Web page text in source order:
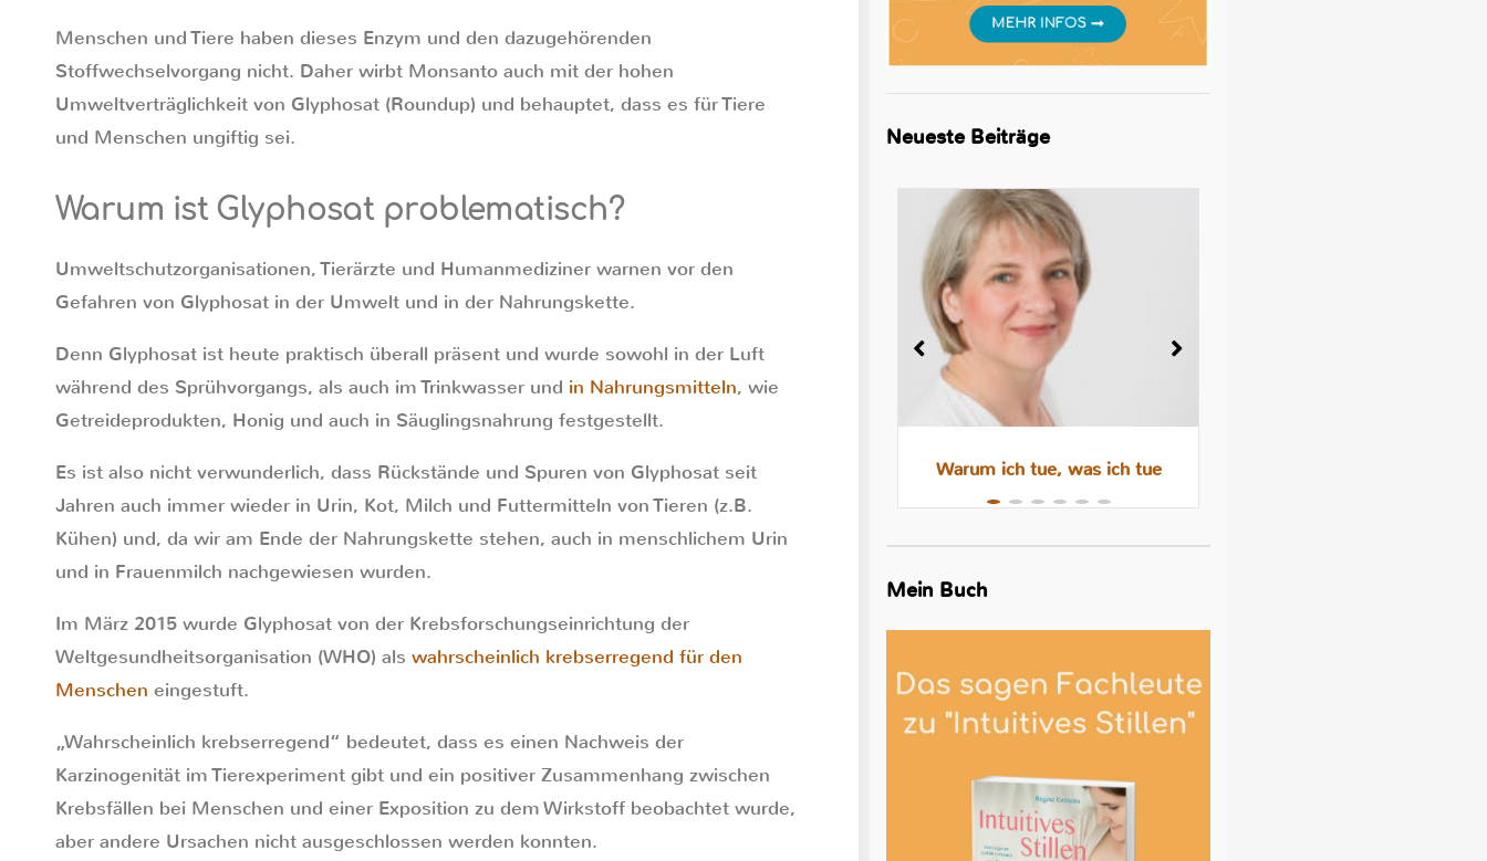
Menschen und Tiere haben dieses Enzym und den dazugehörenden
Stoffwechselvorgang nicht. Daher wirbt Monsanto auch mit der hohen
Umweltverträglichkeit von Glyphosat (Roundup) und behauptet, dass es für Tiere
und Menschen ungiftig sei.
Warum ist Glyphosat problematisch?
Umweltschutzorganisationen, Tierärzte und Humanmediziner warnen vor den
Gefahren von Glyphosat in der Umwelt und in der Nahrungskette.
Denn Glyphosat ist heute praktisch überall präsent und wurde sowohl in der Luft
während des Sprühvorgangs, als auch im Trinkwasser und in Nahrungsmitteln, wie
Getreideprodukten, Honig und auch in Säuglingsnahrung festgestellt.
Es ist also nicht verwunderlich, dass Rückstände und Spuren von Glyphosat seit
Jahren auch immer wieder in Urin, Kot, Milch und Futtermitteln von Tieren (z.B.
Kühen) und, da wir am Ende der Nahrungskette stehen, auch in menschlichem Urin
und in Frauenmilch nachgewiesen wurden.
Im März 2015 wurde Glyphosat von der Krebsforschungseinrichtung der
Weltgesundheitsorganisation (WHO) als wahrscheinlich krebserregend für den
Menschen eingestuft.
„Wahrscheinlich krebserregend“ bedeutet, dass es einen Nachweis der
Karzinogenität im Tierexperiment gibt und ein positiver Zusammenhang zwischen
Krebsfällen bei Menschen und einer Exposition zu dem Wirkstoff beobachtet wurde,
aber andere Ursachen nicht ausgeschlossen werden konnten.
Neueste Beiträge
Milchstau und Milchbläschen:
Was steckt dahinter, was hilft
Warum ich tue, was ich tue
Mein Buch